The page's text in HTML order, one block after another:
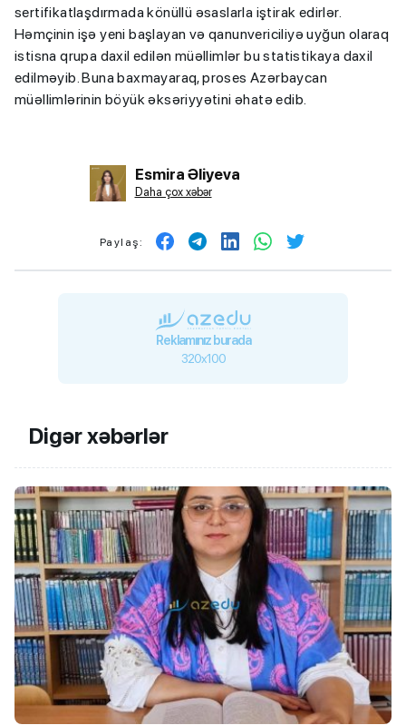
sertifikatlaşdırmada könüllü əsaslarla iştirak edirlər.
Həmçinin işə yeni başlayan və qanunvericiliyə uyğun olaraq
istisna qrupa daxil edilən müəllimlər bu statistikaya daxil
edilməyib. Buna baxmayaraq, proses Azərbaycan
müəllimlərinin böyük əksəriyyətini əhatə edib.
Esmira Əliyeva
Daha çox xəbər
Paylaş:
Reklamınız burada
320x100
Digər xəbərlər